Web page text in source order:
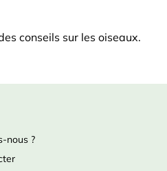
conseils sur les oiseaux.
nous ?